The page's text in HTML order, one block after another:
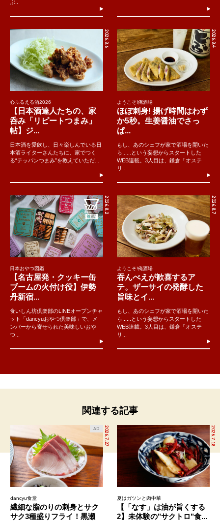
ぶ..
2026.8.6
心ふるえる酒2026
【日本酒達人たちの、家
呑み「リピートつまみ」
帖】ジ...
日本酒を愛飲し、日々楽しんでいる日
本酒ライターさんたちに、家でつく
る“テッパンつまみ”を教えていただ...
2026.8.4
ようこそ!俺酒場
ほぼ刺身! 揚げ時間はわず
か5秒。生姜醤油でさっ
ぱ...
もし、あのシェフが家で酒場を開いた
ら......という妄想からスタートした
WEB連載。3人目は、鎌倉「オステ
リ...
2026.8.2
日本おやつ図鑑
【名古屋発・クッキー缶
ブームの火付け役】伊勢
丹新宿...
食いしん坊倶楽部のLINEオープンチャ
ット「dancyuおやつ倶楽部」で、メ
ンバーから寄せられた美味しいおや
つ...
2026.8.7
ようこそ!俺酒場
吞んべえが歓喜するア
テ。ザーサイの発酵した
旨味とイ...
もし、あのシェフが家で酒場を開いた
ら......という妄想からスタートした
WEB連載。3人目は、鎌倉「オステ
リ...
関連する記事
2026.7.27
AD
dancyu食堂
繊細な脂のりの刺身とサク
サク3種盛りフライ！黒瀬
2026.7.18
夏はガツンと肉中華
【「なす」は油が旨くする
2】未体験の"サクトロ"食...